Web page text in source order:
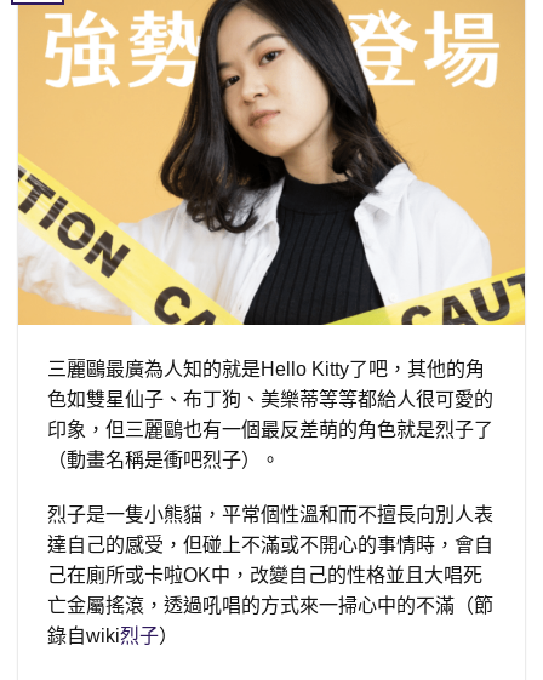
三麗鷗最廣為人知的就是Hello Kitty了吧，其他的角
色如雙星仙子、布丁狗、美樂蒂等等都給人很可愛的
印象，但三麗鷗也有一個最反差萌的角色就是烈子了
（動畫名稱是衝吧烈子）。
烈子是一隻小熊貓，平常個性溫和而不擅長向別人表
達自己的感受，但碰上不滿或不開心的事情時，會自
己在廁所或卡啦OK中，改變自己的性格並且大唱死
亡金屬搖滾，透過吼唱的方式來一掃心中的不滿（節
錄自wiki烈子）